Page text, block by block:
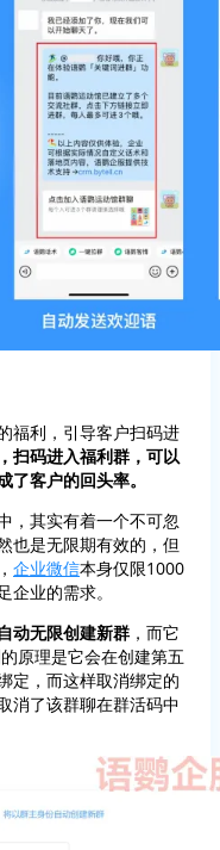
福利，引导客户扫码进
扫码进入福利群，可以
客户的回头率。
，其实有着一个不可忽
也是无限期有效的，但
企业微信本身仅限1000
企业的需求。
动无限创建新群 ，而它
原理是它会在创建第五
定，而这样取消绑定的
消了该群聊在群活码中